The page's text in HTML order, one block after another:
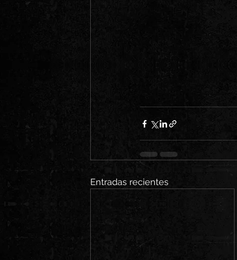
Entradas recientes